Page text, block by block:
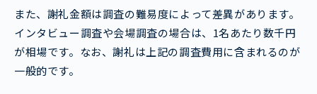
また、謝礼金額は調査の難易度によって差異があります。
インタビュー調査や会場調査の場合は、1名あたり数千円
が相場です。なお、謝礼は上記の調査費用に含まれるのが
一般的です。